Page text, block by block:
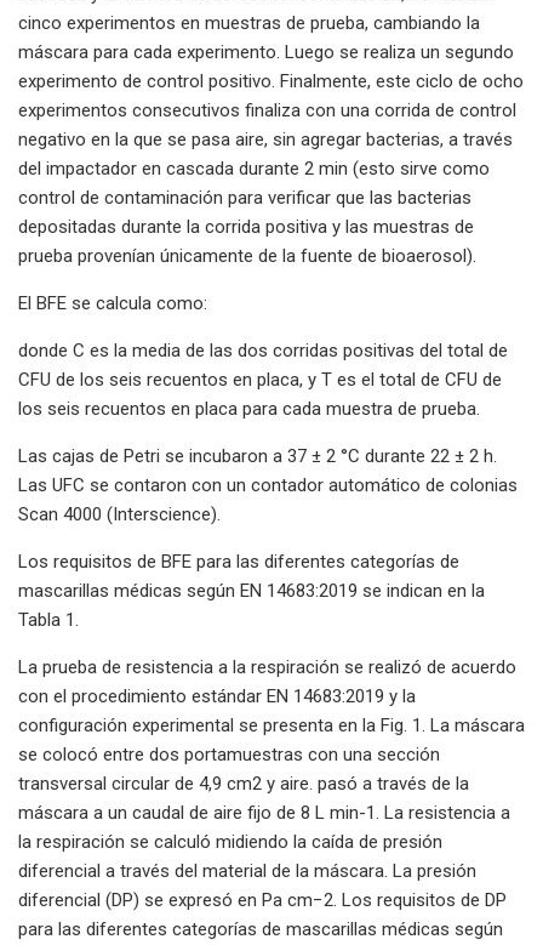
cinco experimentos en muestras de prueba, cambiando la
máscara para cada experimento. Luego se realiza un segundo
experimento de control positivo. Finalmente, este ciclo de ocho
experimentos consecutivos finaliza con una corrida de control
negativo en la que se pasa aire, sin agregar bacterias, a través
del impactador en cascada durante 2 min (esto sirve como
control de contaminación para verificar que las bacterias
depositadas durante la corrida positiva y las muestras de
prueba provenían únicamente de la fuente de bioaerosol).
El BFE se calcula como:
donde C es la media de las dos corridas positivas del total de
CFU de los seis recuentos en placa, y T es el total de CFU de
los seis recuentos en placa para cada muestra de prueba.
Las cajas de Petri se incubaron a 37 ± 2 °C durante 22 ± 2 h.
Las UFC se contaron con un contador automático de colonias
Scan 4000 (Interscience).
Los requisitos de BFE para las diferentes categorías de
mascarillas médicas según EN 14683:2019 se indican en la
Tabla 1.
La prueba de resistencia a la respiración se realizó de acuerdo
con el procedimiento estándar EN 14683:2019 y la
configuración experimental se presenta en la Fig. 1. La máscara
se colocó entre dos portamuestras con una sección
transversal circular de 4,9 cm2 y aire. pasó a través de la
máscara a un caudal de aire fijo de 8 L min-1. La resistencia a
la respiración se calculó midiendo la caída de presión
diferencial a través del material de la máscara. La presión
diferencial (DP) se expresó en Pa cm−2. Los requisitos de DP
para las diferentes categorías de mascarillas médicas según